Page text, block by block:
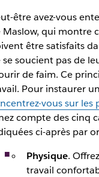
être avez-vous
Maslow, qui montre
être satisfaits
se soucient pas de
de faim. Ce
Pour instaurer
vous sur les
compte des cinq
ci-après par
Physique.
travail